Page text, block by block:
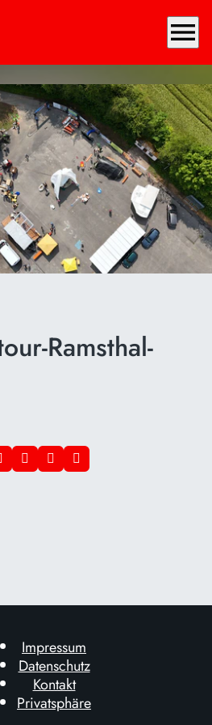
menu
Ramsthal-
Impressum
Datenschutz
Kontakt
Privatsphäre